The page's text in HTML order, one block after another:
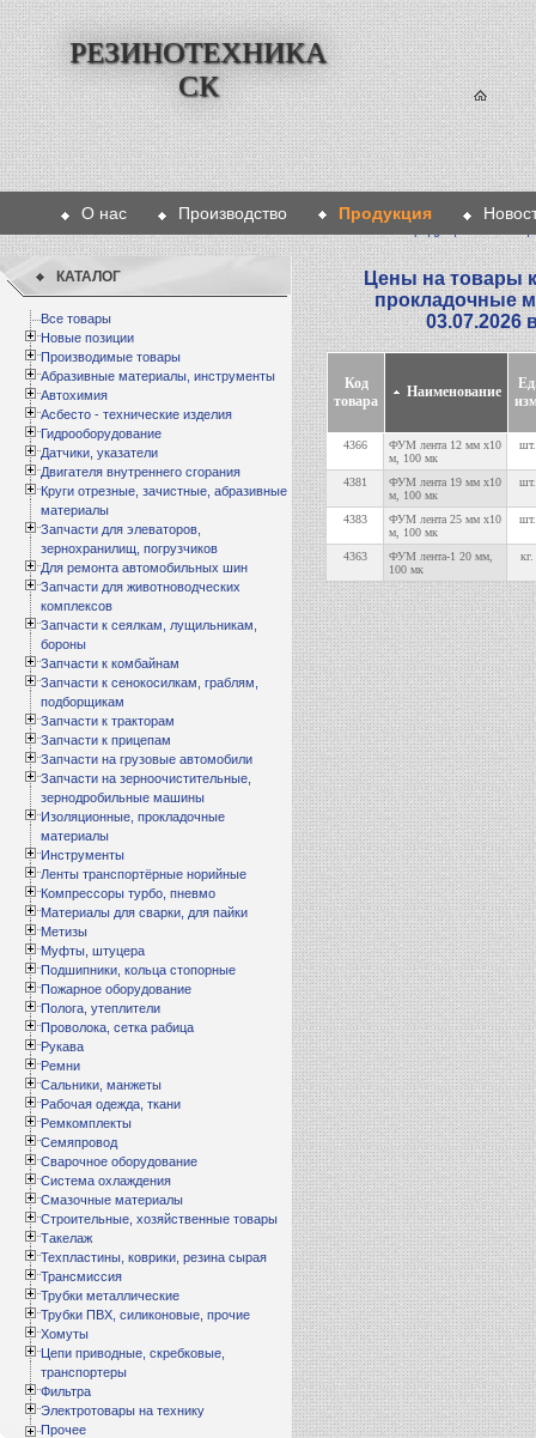
РЕЗИНОТЕХНИКА
СК
О нас Производство Продукция
КАТАЛОГ
Все товары
Новые позиции
Производимые товары
Абразивные материалы, инструменты
Автохимия
Асбесто - технические изделия
Гидрооборудование
Датчики, указатели
Двигателя внутреннего сгорания
Круги отрезные, зачистные, абразивные
материалы
Запчасти для элеваторов,
зернохранилищ, погрузчиков
Для ремонта автомобильных шин
Запчасти для животноводческих
комплексов
Запчасти к сеялкам, лущильникам,
бороны
Запчасти к комбайнам
Запчасти к сенокосилкам, граблям,
подборщикам
Запчасти к тракторам
Запчасти к прицепам
Запчасти на грузовые автомобили
Запчасти на зерноочистительные,
зернодробильные машины
Изоляционные, прокладочные
материалы
Инструменты
Ленты транспортёрные норийные
Компрессоры турбо, пневмо
Материалы для сварки, для пайки
Метизы
Муфты, штуцера
Подшипники, кольца стопорные
Пожарное оборудование
Полога, утеплители
Проволока, сетка рабица
Рукава
Ремни
Сальники, манжеты
Рабочая одежда, ткани
Ремкомплекты
Семяпровод
Сварочное оборудование
Система охлаждения
Смазочные материалы
Строительные, хозяйственные товары
Такелаж
Техпластины, коврики, резина сырая
Трансмиссия
Трубки металлические
Трубки ПВХ, силиконовые, прочие
Хомуты
Цепи приводные, скребковые,
транспортеры
Фильтра
Электротовары на технику
Прочее
Цены на товары
прокладочные
03.07.2026
Код
товара
Наименование
4366
ФУМ лента 12 мм х10
м, 100 мк
шт.
4381
ФУМ лента 19 мм х10
м, 100 мк
шт.
4383
ФУМ лента 25 мм х10
м, 100 мк
шт.
4363
ФУМ лента-1 20 мм,
100 мк
кг.